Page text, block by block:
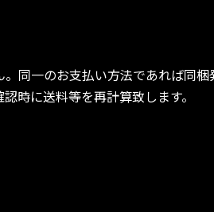
同一のお支払い方法であれば同梱
時に送料等を再計算致します。